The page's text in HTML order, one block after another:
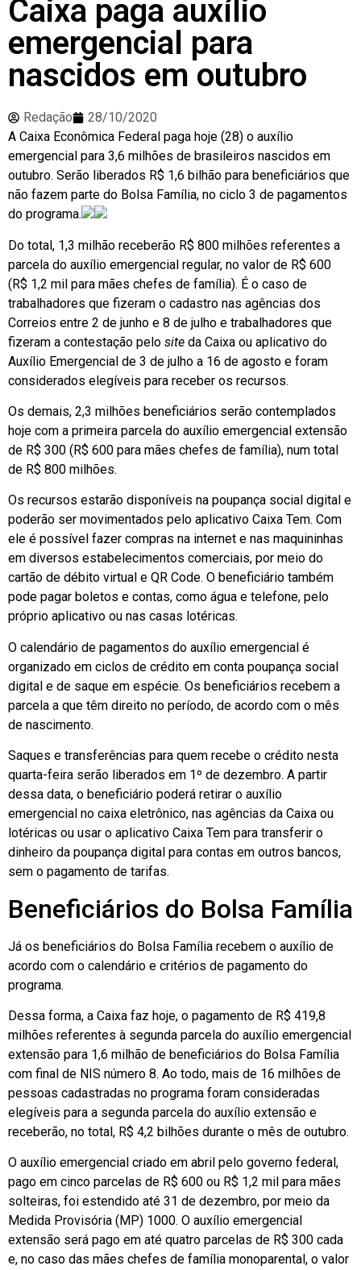
Caixa paga auxílio
emergencial para
nascidos em outubro
Redação
28/10/2020
A Caixa Econômica Federal paga hoje (28) o auxílio
emergencial para 3,6 milhões de brasileiros nascidos em
outubro. Serão liberados R$ 1,6 bilhão para beneficiários que
não fazem parte do Bolsa Família, no ciclo 3 de pagamentos
do programa.
Do total, 1,3 milhão receberão R$ 800 milhões referentes a
parcela do auxílio emergencial regular, no valor de R$ 600
(R$ 1,2 mil para mães chefes de família). É o caso de
trabalhadores que fizeram o cadastro nas agências dos
Correios entre 2 de junho e 8 de julho e trabalhadores que
fizeram a contestação pelo site da Caixa ou aplicativo do
Auxílio Emergencial de 3 de julho a 16 de agosto e foram
considerados elegíveis para receber os recursos.
Os demais, 2,3 milhões beneficiários serão contemplados
hoje com a primeira parcela do auxílio emergencial extensão
de R$ 300 (R$ 600 para mães chefes de família), num total
de R$ 800 milhões.
Os recursos estarão disponíveis na poupança social digital e
poderão ser movimentados pelo aplicativo Caixa Tem. Com
ele é possível fazer compras na internet e nas maquininhas
em diversos estabelecimentos comerciais, por meio do
cartão de débito virtual e QR Code. O beneficiário também
pode pagar boletos e contas, como água e telefone, pelo
próprio aplicativo ou nas casas lotéricas.
O calendário de pagamentos do auxílio emergencial é
organizado em ciclos de crédito em conta poupança social
digital e de saque em espécie. Os beneficiários recebem a
parcela a que têm direito no período, de acordo com o mês
de nascimento.
Saques e transferências para quem recebe o crédito nesta
quarta-feira serão liberados em 1º de dezembro. A partir
dessa data, o beneficiário poderá retirar o auxílio
emergencial no caixa eletrônico, nas agências da Caixa ou
lotéricas ou usar o aplicativo Caixa Tem para transferir o
dinheiro da poupança digital para contas em outros bancos,
sem o pagamento de tarifas.
Beneficiários do Bolsa Família
Já os beneficiários do Bolsa Família recebem o auxílio de
acordo com o calendário e critérios de pagamento do
programa.
Dessa forma, a Caixa faz hoje, o pagamento de R$ 419,8
milhões referentes à segunda parcela do auxílio emergencial
extensão para 1,6 milhão de beneficiários do Bolsa Família
com final de NIS número 8. Ao todo, mais de 16 milhões de
pessoas cadastradas no programa foram consideradas
elegíveis para a segunda parcela do auxílio extensão e
receberão, no total, R$ 4,2 bilhões durante o mês de outubro.
O auxílio emergencial criado em abril pelo governo federal,
pago em cinco parcelas de R$ 600 ou R$ 1,2 mil para mães
solteiras, foi estendido até 31 de dezembro, por meio da
Medida Provisória (MP) 1000. O auxílio emergencial
extensão será pago em até quatro parcelas de R$ 300 cada
e, no caso das mães chefes de família monoparental, o valor